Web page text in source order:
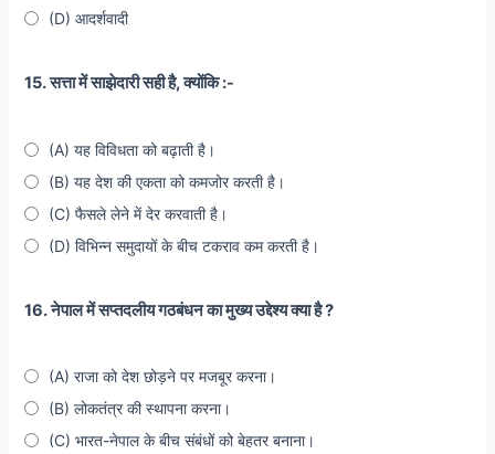
(D) आदर्शवादी
15. सत्ता में साझेदारी सही है, क्योंकि :-
(A) यह विविधता को बढ़ाती है।
(B) यह देश की एकता को कमजोर करती है।
(C) फैसले लेने में देर करवाती है।
(D) विभिन्न समुदायों के बीच टकराव कम करती है।
16. नेपाल में सप्तदलीय गठबंधन का मुख्य उद्देश्य क्या है ?
(A) राजा को देश छोड़ने पर मजबूर करना।
(B) लोकतंत्र की स्थापना करना।
(C) भारत-नेपाल के बीच संबंधों को बेहतर बनाना।